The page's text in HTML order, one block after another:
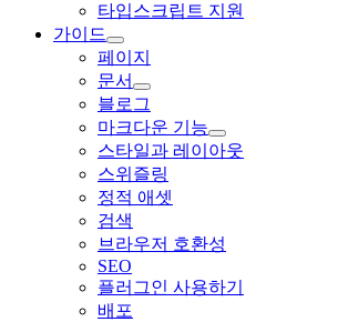
타입스크립트 지원
가이드
페이지
문서
블로그
마크다운 기능
스타일과 레이아웃
스위즐링
정적 애셋
검색
브라우저 호환성
SEO
플러그인 사용하기
배포